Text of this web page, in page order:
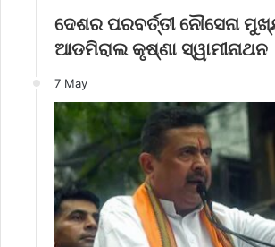
ଦେଶର ପରବର୍ତ୍ତୀ ନୌସେନା
ଆଡମିରାଲ କୃଷ୍ଣା ସ୍ୱାମୀନାଥନ
7 May